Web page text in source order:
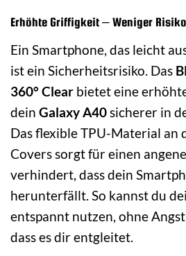
Erhöhte Griffigkeit – Weniger
Ein Smartphone, das leicht
ist ein Sicherheitsrisiko. Das
360° Clear bietet eine
dein Galaxy A40sicherer in
Das flexible TPU-Material an
Covers sorgt für einen
verhindert, dass dein
herunterfällt. So kannst du
entspannt nutzen, ohne
dass es dir entgleitet.